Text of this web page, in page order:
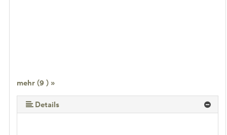
mehr (9 ) »
mehr (9 ) »
mehr (9 ) »
mehr (9 ) »
mehr (9 ) »
mehr (9 ) »
Details